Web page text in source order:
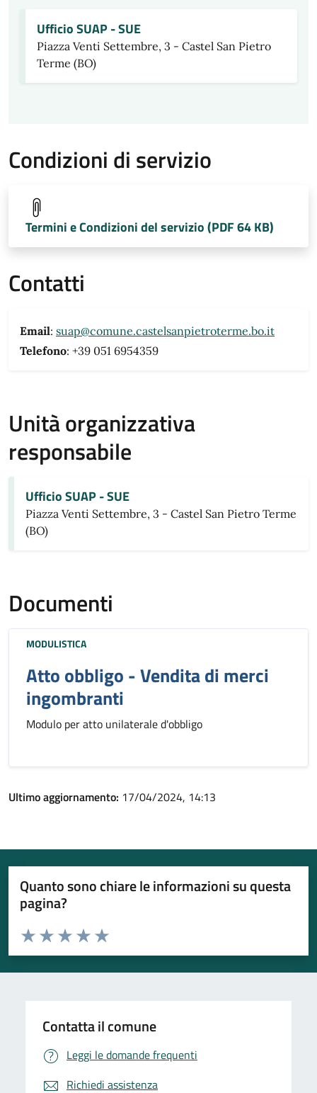
Ufficio SUAP - SUE
Piazza Venti Settembre, 3 - Castel San Pietro
Terme (BO)
Condizioni di servizio
Termini e Condizioni del servizio (PDF 64 KB)
Contatti
Email: suap@comune.castelsanpietroterme.bo.it
Telefono: +39 051 6954359
Unità organizzativa
responsabile
Ufficio SUAP - SUE
Piazza Venti Settembre, 3 - Castel San Pietro Terme
(BO)
Documenti
MODULISTICA
Atto obbligo - Vendita di merci
ingombranti
Modulo per atto unilaterale d'obbligo
Ultimo aggiornamento: 17/04/2024, 14:13
Quanto sono chiare le informazioni su questa
pagina?
Valuta da 1 a 5 stelle la pagina
Valuta 5 stelle su 5
Valuta 4 stelle su 5
Valuta 3 stelle su 5
Valuta 2 stelle su 5
Valuta 1 stelle su 5
Contatta il comune
Leggi le domande frequenti
Richiedi assistenza